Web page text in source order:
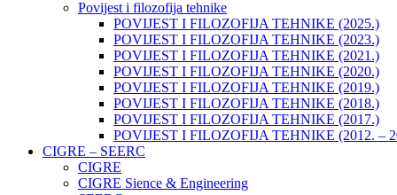
Povijest i filozofija tehnike
POVIJEST I FILOZOFIJA TEHNIKE (2025.)
POVIJEST I FILOZOFIJA TEHNIKE (2023.)
POVIJEST I FILOZOFIJA TEHNIKE (2021.)
POVIJEST I FILOZOFIJA TEHNIKE (2020.)
POVIJEST I FILOZOFIJA TEHNIKE (2019.)
POVIJEST I FILOZOFIJA TEHNIKE (2018.)
POVIJEST I FILOZOFIJA TEHNIKE (2017.)
POVIJEST I FILOZOFIJA TEHNIKE (2012. –
CIGRE – SEERC
CIGRE
CIGRE Sience & Engineering